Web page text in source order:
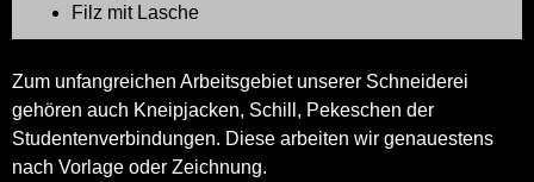
Filz mit Lasche
Zum unfangreichen Arbeitsgebiet unserer Schneiderei
gehören auch Kneipjacken, Schill, Pekeschen der
Studentenverbindungen. Diese arbeiten wir genauestens
nach Vorlage oder Zeichnung.